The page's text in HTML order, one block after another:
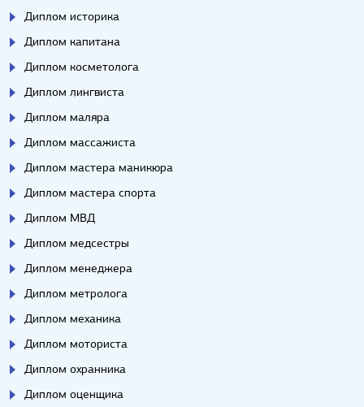
Диплом историка
Диплом капитана
Диплом косметолога
Диплом лингвиста
Диплом маляра
Диплом массажиста
Диплом мастера маникюра
Диплом мастера спорта
Диплом МВД
Диплом медсестры
Диплом менеджера
Диплом метролога
Диплом механика
Диплом моториста
Диплом охранника
Диплом оценщика